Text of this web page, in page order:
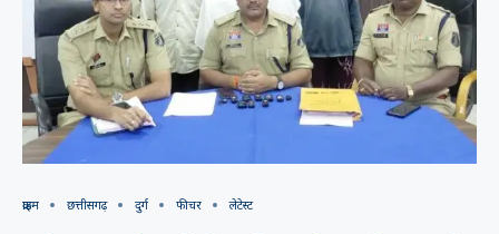
क्राइम छत्तीसगढ़ दुर्ग फीचर लेटेस्ट